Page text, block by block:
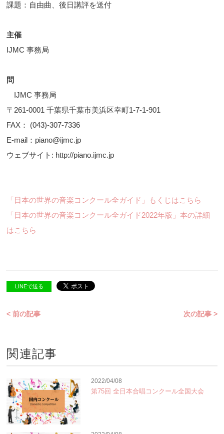
課題：自由曲、後日講評を送付
主催
IJMC 事務局
問
IJMC 事務局
〒261-0001 千葉県千葉市美浜区幸町1-7-1-901
FAX： (043)-307-7336
E-mail：piano@ijmc.jp
ウェブサイト: http://piano.ijmc.jp
「日本の世界の音楽コンクール全ガイド」もくじはこちら
「日本の世界の音楽コンクール全ガイド2022年版」本の詳細
はこちら
LINEで送る
< 前の記事 次の記事 >
関連記事
2022/04/08
第75回 全日本合唱コンクール全国大会